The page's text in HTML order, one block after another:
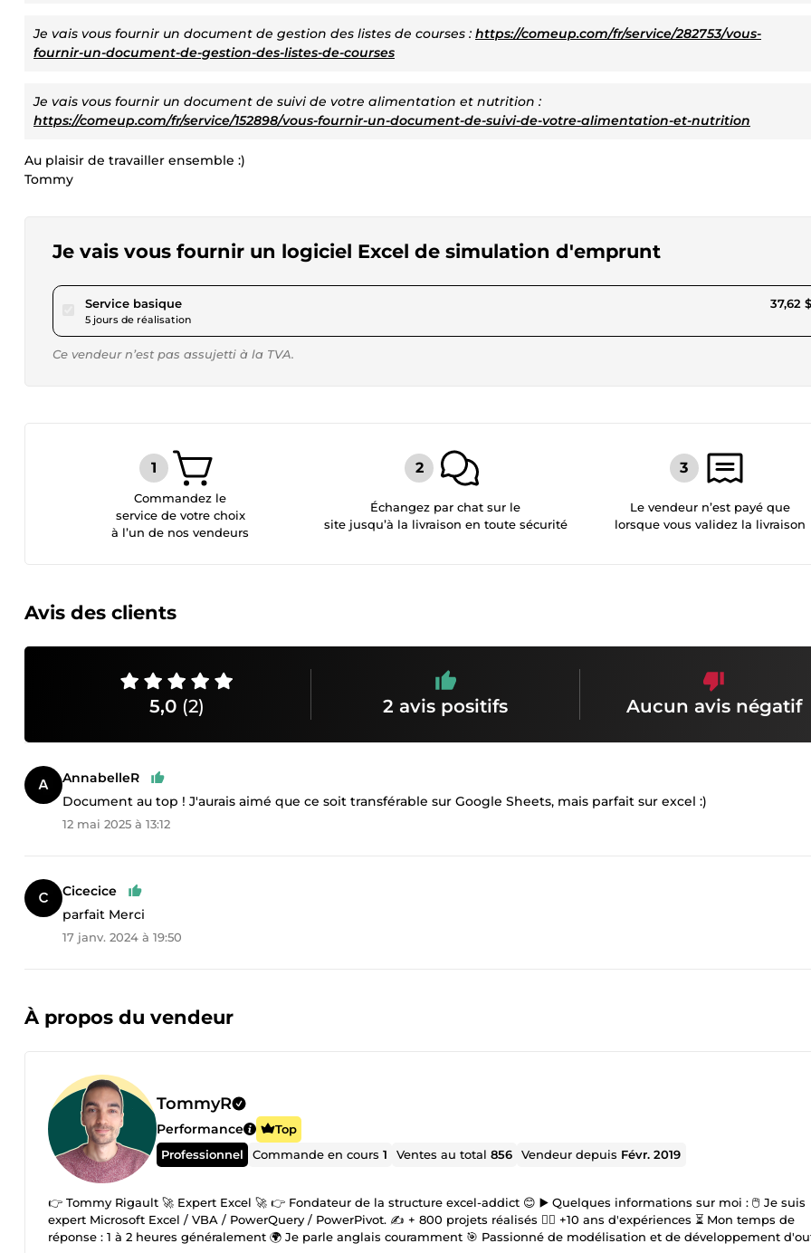
Je vais vous fournir un document de gestion des listes de courses : https://comeup.com/fr/service/282753/vous-
fournir-un-document-de-gestion-des-listes-de-courses
Je vais vous fournir un document de suivi de votre alimentation et nutrition :
https://comeup.com/fr/service/152898/vous-fournir-un-document-de-suivi-de-votre-alimentation-et-nutrition
Au plaisir de travailler ensemble :)
Tommy
Je vais vous fournir un logiciel Excel de simulation d'emprunt
Service basiquepour 34,67 $US
5 jours de réalisation
37,62
Ce vendeur n’est pas assujetti à la TVA.
Commandez le
service de votre choix
à l’un de nos vendeurs
Échangez par chat sur le
site jusqu’à la livraison en toute sécurité
Le vendeur n’est payé que
lorsque vous validez la livraison
Avis des clients
5,0 (2) 2 avis positifs Aucun avis négatif
AnnabelleR
Document au top ! J'aurais aimé que ce soit transférable sur Google Sheets, mais parfait sur excel :)
12 mai 2025 à 13:12
Cicecice
parfait Merci
17 janv. 2024 à 19:50
À propos du vendeur
TommyR
Performance
Top
Professionnel
Commande en cours1 Ventes au total856 Vendeur depuis Févr. 2019
👉 Tommy Rigault 🚀 Expert Excel 🚀 👉 Fondateur de la structure excel-addict 😊 ▶️ Quelques informations sur moi : 🖱️ Je suis
expert Microsoft Excel / VBA / PowerQuery / PowerPivot. ✍️ + 800 projets réalisés 🦸‍♂️ +10 ans d'expériences ⏳ Mon temps de
réponse : 1 à 2 heures généralement 🌍 Je parle anglais couramment 🎯 Passionné de modélisation et de développement